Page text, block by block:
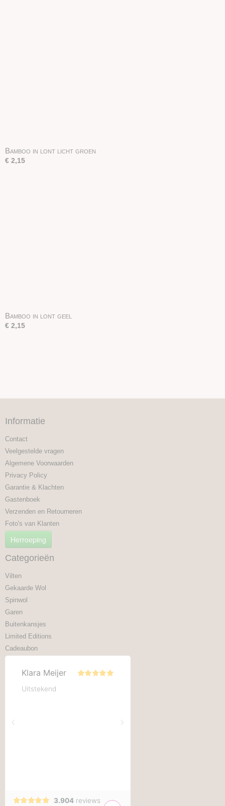
Bamboo in lont licht groen
€ 2,15
Bamboo in lont geel
€ 2,15
Informatie
Contact
Veelgestelde vragen
Algemene Voorwaarden
Privacy Policy
Garantie & Klachten
Gastenboek
Verzenden en Retourneren
Foto's van Klanten
Herroeping
Categorieën
Vilten
Gekaarde Wol
Spinwol
Garen
Buitenkansjes
Limited Editions
Cadeaubon